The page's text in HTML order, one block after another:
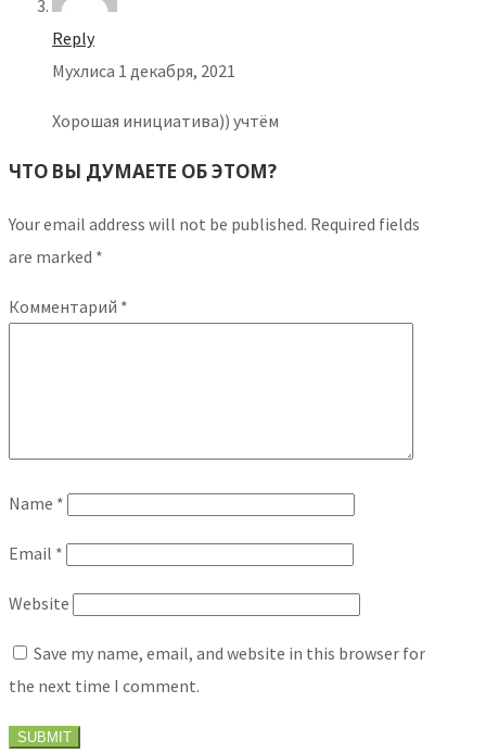
Reply
Мухлиса 1 декабря, 2021
Хорошая инициатива)) учтём
ЧТО ВЫ ДУМАЕТЕ ОБ ЭТОМ?
Your email address will not be published. Required fields
are marked *
Комментарий *
Name *
Email *
Website
Save my name, email, and website in this browser for
the next time I comment.